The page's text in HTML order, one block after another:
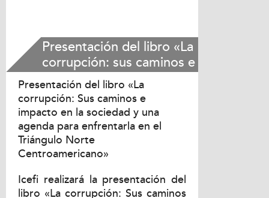
Presentación del libro «La
corrupción: sus caminos e
impacto en la sociedad y
una agenda para
enfrentarla en el Triángulo
Norte Centroamericano»
Presentación del libro «La
corrupción: Sus caminos e
impacto en la sociedad y una
agenda para enfrentarla en el
Triángulo Norte
Centroamericano»
Icefi realizará la presentación del
libro «La corrupción: Sus caminos